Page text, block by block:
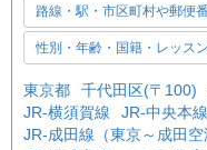
路線・駅・市区町村や郵便
性別・年齢・国籍・レッス
東京都 千代田区(〒100)
JR-横須賀線
JR-中央本線
JR-成田線（東京～成田空